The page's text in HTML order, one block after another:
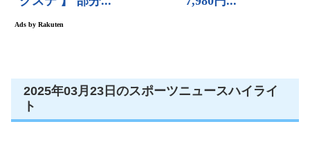
2025年03月23日のスポーツニュースハイライ
ト